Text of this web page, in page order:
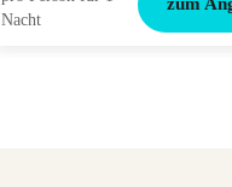
Nacht